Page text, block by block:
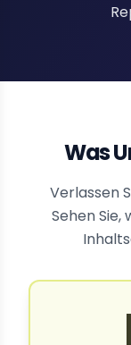
Was
Verlassen
Sehen Sie,